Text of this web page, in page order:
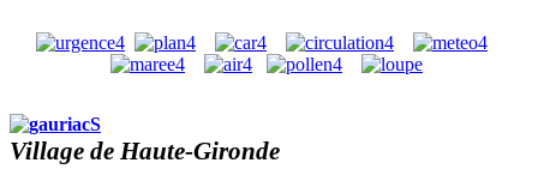
Village de Haute-Gironde